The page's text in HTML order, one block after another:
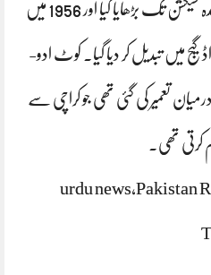
میں ریلوے لائن کو مردان اور چارسدہ سیکشن تک بڑھایا گیا اور 1956 میں
2’-6’ لائن کو براڈ گیج میں تبدیل کر دیا گیا۔ کوٹ ادو-
1969 سے 1973 کے درمیان تعمیر کی گئی تھی جو کراچی سے
تھی۔
urdu news,Pakistan